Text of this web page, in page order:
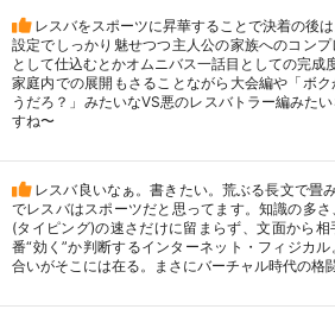
レスバをスポーツに昇華することで決着の後
設定でしっかり魅せつつ主人公の家族へのコン
として仕込むとかオムニバス一話目としての完成
家庭内での展開もさることながら大会編や「ボ
うだろ？」みたいなVS悪のレスバトラー編みた
すね〜
レスバ良いなぁ。書きたい。荒ぶる長文で畳
でレスバはスポーツだと思ってます。知識の多
(タイピング)の速さだけに留まらず、文面から
番“効く”か判断するインターネット・フィジカ
合いがそこには在る。まさにバーチャル時代の格